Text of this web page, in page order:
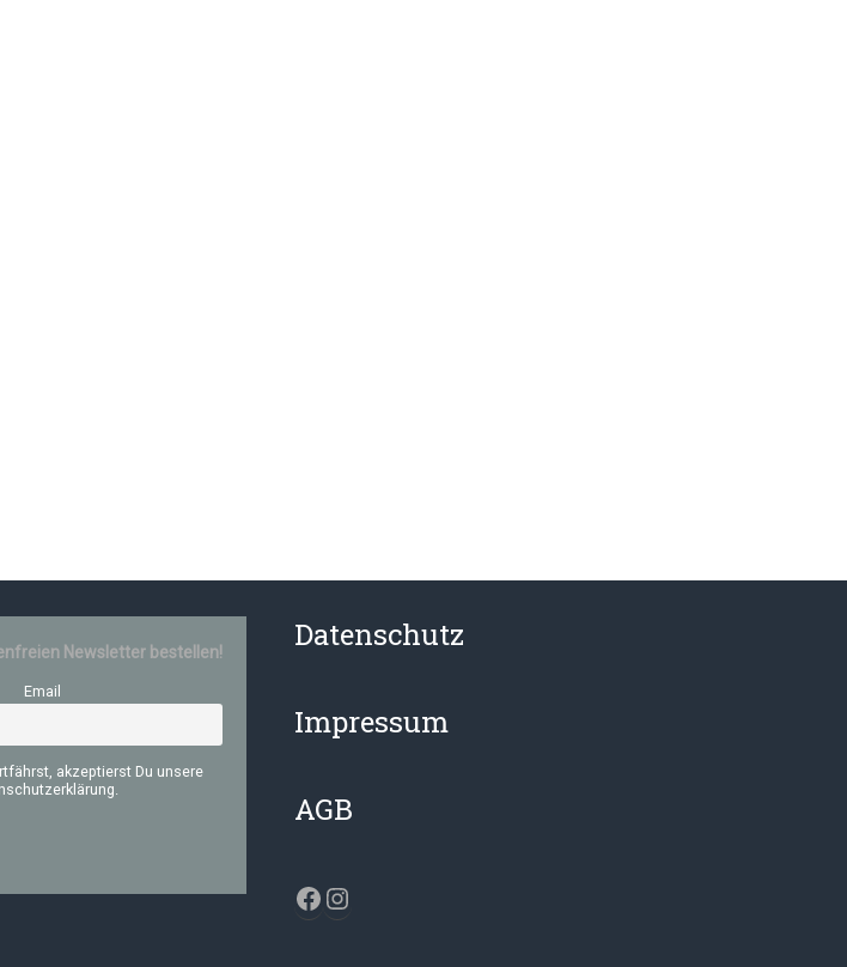
Newsletter bestellen!
Email
akzeptierst Du unsere
Datenschutz
Impressum
AGB
Facebook
Instagram